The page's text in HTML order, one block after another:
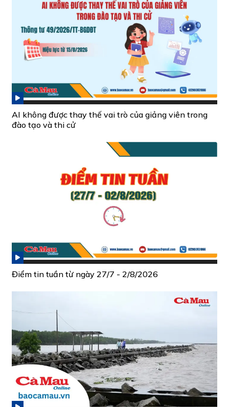
AI không được thay thế vai trò của giảng viên trong
đào tạo và thi cử
Điểm tin tuần từ ngày 27/7 - 2/8/2026